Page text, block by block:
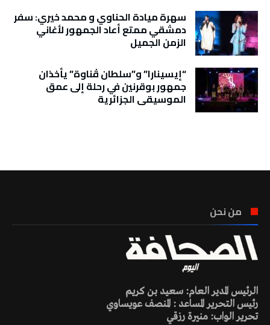
سهرة ميادة الحناوي و محمد خيري: سفر
دمشقي ممتع أعاد الجمهور لأغاني
الزمن الجميل
“إيسينارا” و”سلطان ڤناوة” يأخذان
جمهور بوقرنين في رحلة إلى عمق
الموسيقى الجزائرية
من نحن
الرئيس المدير العام: سعيد بن كريم
رئيس التحرير المساعد : المنصف عويساوي
تحرير الواب: منيرة رزقي